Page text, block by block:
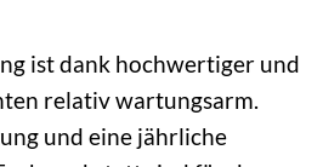
ist dank hochwertiger und
relativ wartungsarm.
und eine jährliche